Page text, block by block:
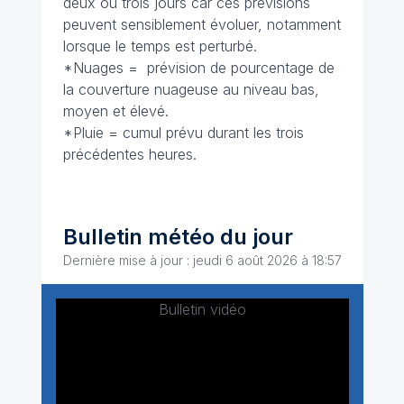
peuvent sensiblement évoluer, notamment
lorsque le temps est perturbé.
*Nuages = prévision de pourcentage de
la couverture nuageuse au niveau bas,
moyen et élevé.
*Pluie = cumul prévu durant les trois
précédentes heures.
Bulletin météo du jour
Dernière mise à jour : jeudi 6 août 2026 à 18:57
Bulletin vidéo